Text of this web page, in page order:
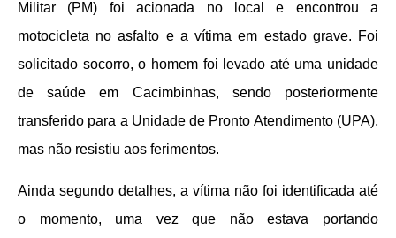
Militar (PM) foi acionada no local e encontrou a
motocicleta no asfalto e a vítima em estado grave. Foi
solicitado socorro, o homem foi levado até uma unidade
de saúde em Cacimbinhas, sendo posteriormente
transferido para a Unidade de Pronto Atendimento (UPA),
mas não resistiu aos ferimentos.
Ainda segundo detalhes, a vítima não foi identificada até
o momento, uma vez que não estava portando